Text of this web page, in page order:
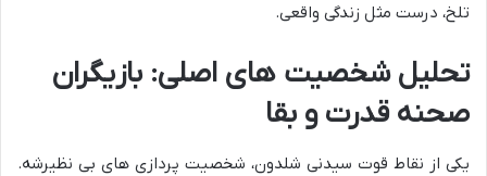
تلخ، درست مثل زندگی واقعی.
تحلیل شخصیت های اصلی: بازیگران
صحنه قدرت و بقا
یکی از نقاط قوت سیدنی شلدون، شخصیت پردازی های بی نظیرشه.